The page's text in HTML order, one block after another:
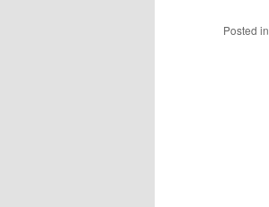
Posted in